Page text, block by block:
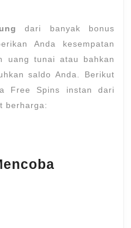
dari banyak bonus
Anda kesempatan
uang tunai atau bahkan
saldo Anda. Berikut
Free Spins instan dari
berharga: